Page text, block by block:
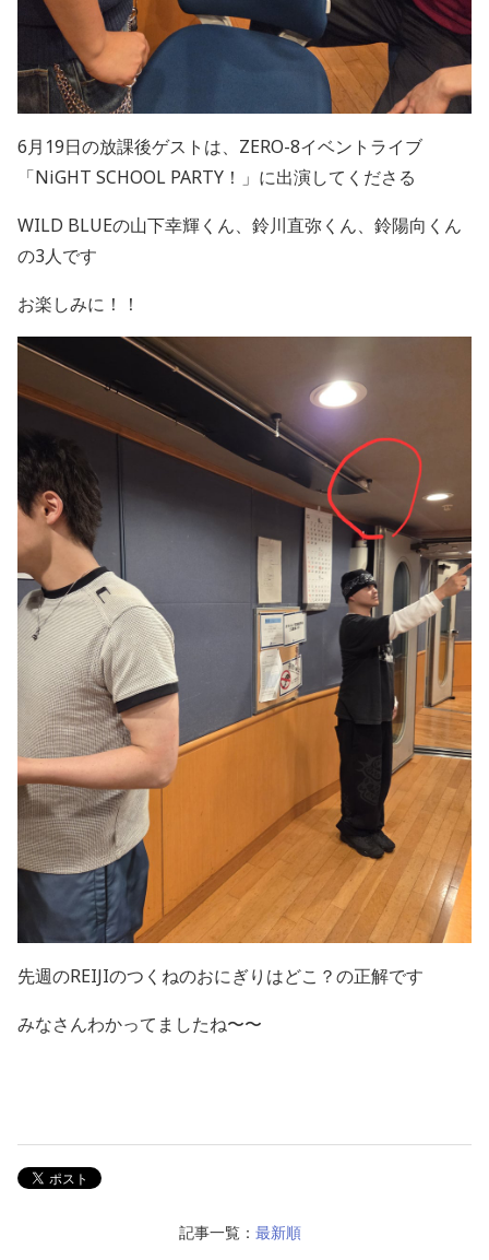
6月19日の放課後ゲストは、ZERO-8イベントライブ
「NiGHT SCHOOL PARTY ！」に出演してくださる
WILD BLUEの山下幸輝くん、鈴川直弥くん、鈴陽向くん
の3人です
お楽しみに！！
先週のREIJIのつくねのおにぎりはどこ？の正解です
みなさんわかってましたね〜〜
記事一覧： 最新順